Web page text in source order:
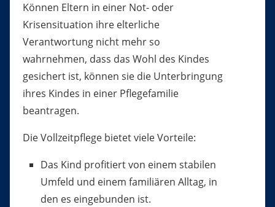
Können Eltern in einer Not- oder
Krisensituation ihre elterliche
Verantwortung nicht mehr so
wahrnehmen, dass das Wohl des Kindes
gesichert ist, können sie die Unterbringung
ihres Kindes in einer Pflegefamilie
beantragen.
Die Vollzeitpflege bietet viele Vorteile:
Das Kind profitiert von einem stabilen
Umfeld und einem familiären Alltag, in
den es eingebunden ist.